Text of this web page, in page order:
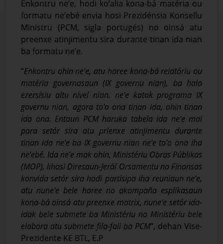
Enkontru ne’e, hodi ko’alia kona-bá matéria ou
formatu ne’ebé envia hosi Prezidénsia Konsellu
Ministru (PCM, sigla portugés) no oinsá atu
preenxe atinjimentu sira durante tinan ida nian
ba formatu ne’e.
“Enkontru ohin ne’e, atu haree kona-bá relatóriu ou
matéria governasaun (IX governu nian), ba halo
ezersísiu altu nível nian. ne’e katak programa IX
governu nian, agora to’o ona tinan ida, ohin tinan
ida ona. Entaun PCM haruka tabela ida ne’e mai
para setór sira atu prienxe atinjimentu durante
tinan ida ne’e ba IX governu nian ne’e to’o ona iha
ne’ebé. Ida ne’e mak ohin, Ministériu Obras Públikas
(MOP), lihosi Diresaun-Jerál Orsamentu no Finansas
konvida setór sira hodi partisipa iha reuniaun ne’e,
atu nune’e bele haree no akompaña esplikasaun
kona-bá oinsá atu preenxe matrix, nune’e setór ida-
idak bele submete ba Ministériu no Ministériu bele
elabora atu submete fila-fali ba PCM”, dehan Vise-
Prezidente KE BTL, E.P